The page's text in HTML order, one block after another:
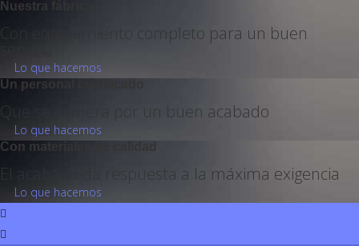
Nuestra fábrica
Con equipamiento completo para un buen
Lo que hacemos
Un personal cualificado
Que se esmera por un buen acabado
Lo que hacemos
Con materiales de calidad
El acabado da respuesta a la máxima exigencia
Lo que hacemos